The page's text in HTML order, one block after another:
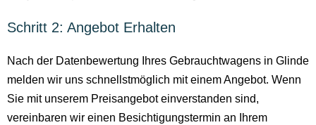
Schritt 2: Angebot Erhalten
Nach der Datenbewertung Ihres Gebrauchtwagens in Glinde
melden wir uns schnellstmöglich mit einem Angebot. Wenn
Sie mit unserem Preisangebot einverstanden sind,
vereinbaren wir einen Besichtigungstermin an Ihrem